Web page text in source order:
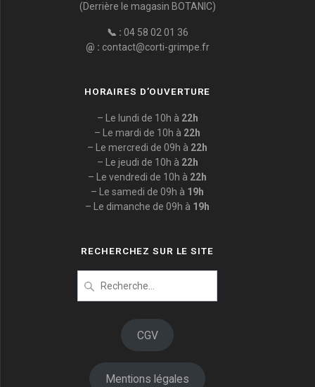
(Derrière le magasin BOTANIC)
📞 : 04 58 02 01 36
@ : contact@corti-grimpe.fr
HORAIRES D’OUVERTURE
– Le lundi de 10h à 22h
– Le mardi de 10h à 22h
– Le mercredi de 09h à 22h
– Le jeudi de 10h à 22h
– Le vendredi de 10h à 22h
– Le samedi de 09h à 19h
– Le dimanche de 09h à 19h
RECHERCHEZ SUR LE SITE
pour
CGV
Mentions légales